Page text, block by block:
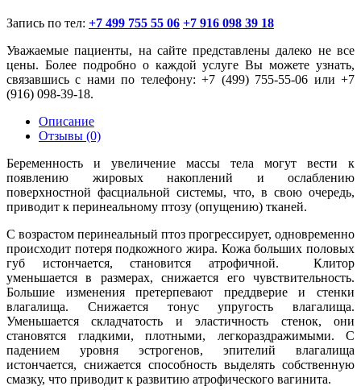
Запись по тел: +7 499 755 55 06 +7 916 098 39 18
Уважаемые пациенты, на сайте представлены далеко не все
цены. Более подробно о каждой услуге Вы можете узнать,
связавшись с нами по телефону: +7 (499) 755-55-06 или +7
(916) 098-39-18.
Описание
Отзывы (0)
Беременность и увеличение массы тела могут вести к
появлению жировых накоплений и ослаблению
поверхностной фасциальной системы, что, в свою очередь,
приводит к перинеальному птозу (опущению) тканей.
С возрастом перинеальный птоз прогрессирует, одновременно
происходит потеря подкожного жира. Кожа больших половых
губ истончается, становится атрофичной. Клитор
уменьшается в размерах, снижается его чувствительность.
Большие изменения претерпевают преддверие и стенки
влагалища. Снижается тонус упругость влагалища.
Уменьшается складчатость и эластичность стенок, они
становятся гладкими, плотными, легкораздражимыми. С
падением уровня эстрогенов, эпителий влагалища
истончается, снижается способность выделять собственную
смазку, что приводит к развитию атрофического вагинита.